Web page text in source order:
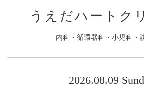
うえだハートク
内科・循環器科・小児科・
2026.08.09